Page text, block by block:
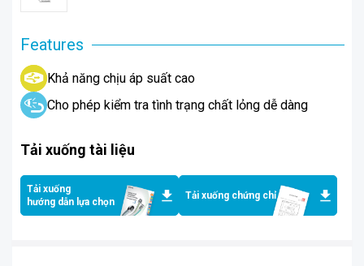
Features
Khả năng chịu áp suất cao
Cho phép kiểm tra tình trạng chất lỏng dễ dàng
Tải xuống tài liệu
Tải xuống
hướng dẫn lựa chọn
Tải xuống chứng chỉ